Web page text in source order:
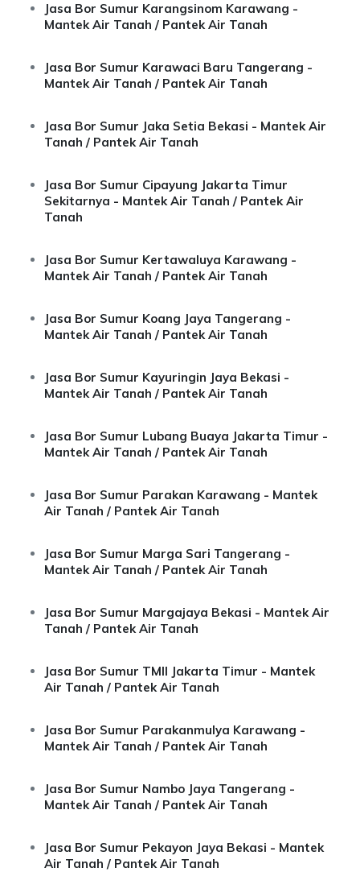
Jasa Bor Sumur Karangsinom Karawang -
Mantek Air Tanah / Pantek Air Tanah
Jasa Bor Sumur Karawaci Baru Tangerang -
Mantek Air Tanah / Pantek Air Tanah
Jasa Bor Sumur Jaka Setia Bekasi - Mantek Air
Tanah / Pantek Air Tanah
Jasa Bor Sumur Cipayung Jakarta Timur
Sekitarnya - Mantek Air Tanah / Pantek Air
Tanah
Jasa Bor Sumur Kertawaluya Karawang -
Mantek Air Tanah / Pantek Air Tanah
Jasa Bor Sumur Koang Jaya Tangerang -
Mantek Air Tanah / Pantek Air Tanah
Jasa Bor Sumur Kayuringin Jaya Bekasi -
Mantek Air Tanah / Pantek Air Tanah
Jasa Bor Sumur Lubang Buaya Jakarta Timur -
Mantek Air Tanah / Pantek Air Tanah
Jasa Bor Sumur Parakan Karawang - Mantek
Air Tanah / Pantek Air Tanah
Jasa Bor Sumur Marga Sari Tangerang -
Mantek Air Tanah / Pantek Air Tanah
Jasa Bor Sumur Margajaya Bekasi - Mantek Air
Tanah / Pantek Air Tanah
Jasa Bor Sumur TMII Jakarta Timur - Mantek
Air Tanah / Pantek Air Tanah
Jasa Bor Sumur Parakanmulya Karawang -
Mantek Air Tanah / Pantek Air Tanah
Jasa Bor Sumur Nambo Jaya Tangerang -
Mantek Air Tanah / Pantek Air Tanah
Jasa Bor Sumur Pekayon Jaya Bekasi - Mantek
Air Tanah / Pantek Air Tanah